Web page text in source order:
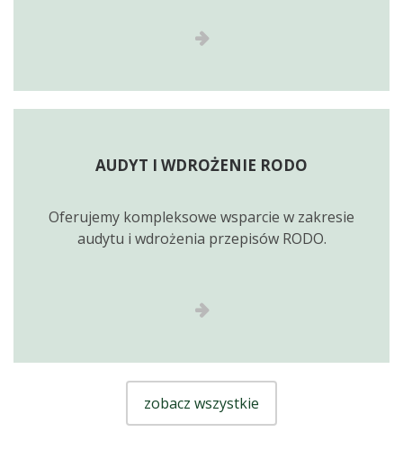
AUDYT I WDROŻENIE RODO
Oferujemy kompleksowe wsparcie w zakresie
audytu i wdrożenia przepisów RODO.
zobacz wszystkie